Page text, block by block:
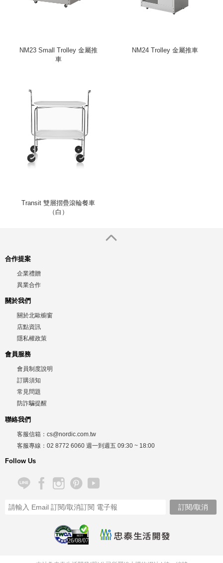
NM23 Small Trolley 金屬推
車
NM24 Trolley 金屬推車
Transit 雙層摺疊滾輪餐車
（白）
合作提案
企業禮贈
異業合作
關於我們
關於北歐櫥窗
店點資訊
隱私權政策
會員服務
會員制度說明
訂購須知
常見問題
防詐騙提醒
聯絡我們
客服信箱： cs@nordic.com.tw
客服專線： 02 8772 6060 週一到週五 09:30 ~ 18:00
Follow Us
26/08/07